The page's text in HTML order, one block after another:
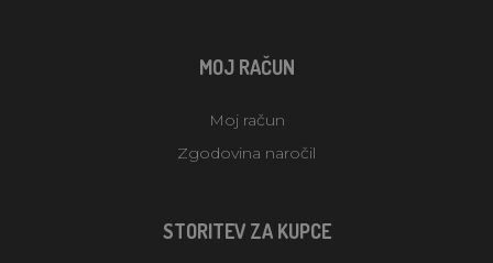
MOJ RAČUN
Moj račun
Zgodovina naročil
STORITEV ZA KUPCE